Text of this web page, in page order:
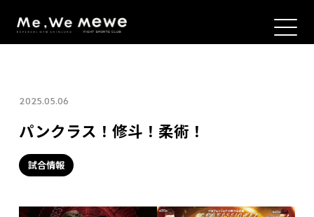
2025.05.06
パンクラス！修斗！柔術！
試合情報